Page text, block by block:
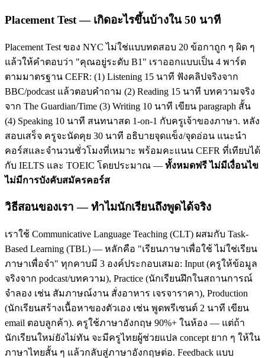
Placement Test — เกิดอะไรขึ้นบ้างใน 50 นาที
Placement Test ของ NYC ไม่ใช่แบบทดสอบ 20 ข้อกาถูก ๆ ผิด ๆ
แล้วให้คำตอบว่า "คุณอยู่ระดับ B1" เราออกแบบเป็น 4 พาร์ต
ตามมาตรฐาน CEFR: (1) Listening 15 นาที ฟังคลิปจริงจาก
BBC/podcast แล้วตอบคำถาม (2) Reading 15 นาที บทความจริง
จาก The Guardian/Time (3) Writing 10 นาที เขียน paragraph สั้น
(4) Speaking 10 นาที สนทนาสด 1-on-1 กับครูเจ้าของภาษา. หลัง
สอบเสร็จ ครูจะนัดคุย 30 นาที อธิบายจุดแข็ง/จุดอ่อน แนะนำ
คอร์สและจำนวนชั่วโมงที่เหมาะ พร้อมคะแนน CEFR ที่เทียบได้
กับ IELTS และ TOEIC โดยประมาณ — ทั้งหมดฟรี ไม่มีเงื่อนไข
ไม่มีการบังคับสมัครคอร์ส
วิธีสอนของเรา — ทำไมนักเรียนถึงพูดได้จริง
เราใช้ Communicative Language Teaching (CLT) ผสมกับ Task-
Based Learning (TBL) — หลักคือ "เรียนภาษาเพื่อใช้ ไม่ใช่เรียน
ภาษาเพื่อจำ" ทุกคาบมี 3 องค์ประกอบเสมอ: Input (ครูให้ข้อมูล
จริงจาก podcast/บทความ), Practice (นักเรียนฝึกในสถานการณ์
จำลอง เช่น สัมภาษณ์งาน สั่งอาหาร เจรจาราคา), Production
(นักเรียนสร้างเนื้อหาของตัวเอง เช่น พูดพรีเซนต์ 2 นาที เขียน
email ตอบลูกค้า). ครูใช้ภาษาอังกฤษ 90%+ ในห้อง — แต่ถ้า
นักเรียนใหม่ยังไม่ทัน จะมีครูไทยผู้ช่วยแปล concept ยาก ๆ ให้ใน
ภาษาไทยสั้น ๆ แล้วกลับสู่ภาษาอังกฤษต่อ. Feedback แบบ